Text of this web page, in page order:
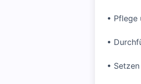
• Pflege
•
•